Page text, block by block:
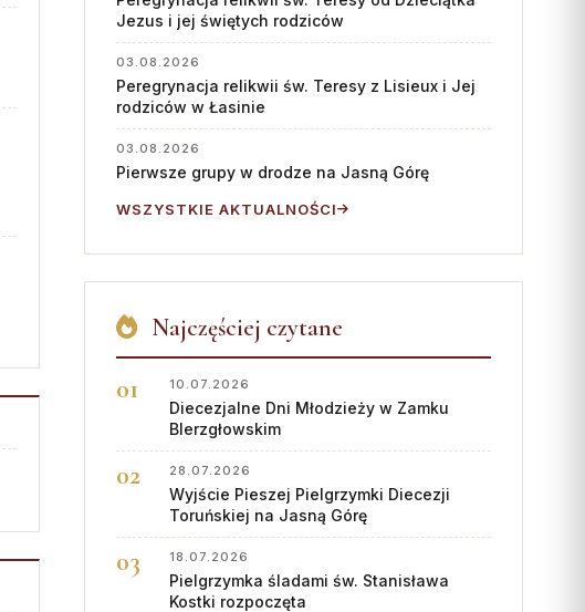
Dane kurii
Kalendarz liturgiczny
Jezus i jej świętych rodziców
03.08.2026
Peregrynacja relikwii św. Teresy z Lisieux i Jej
rodziców w Łasinie
03.08.2026
Pierwsze grupy w drodze na Jasną Górę
WSZYSTKIE AKTUALNOŚCI
Najczęściej czytane
10.07.2026
Diecezjalne Dni Młodzieży w Zamku
BIerzgłowskim
28.07.2026
Wyjście Pieszej Pielgrzymki Diecezji
Toruńskiej na Jasną Górę
18.07.2026
Pielgrzymka śladami św. Stanisława
Kostki rozpoczęta